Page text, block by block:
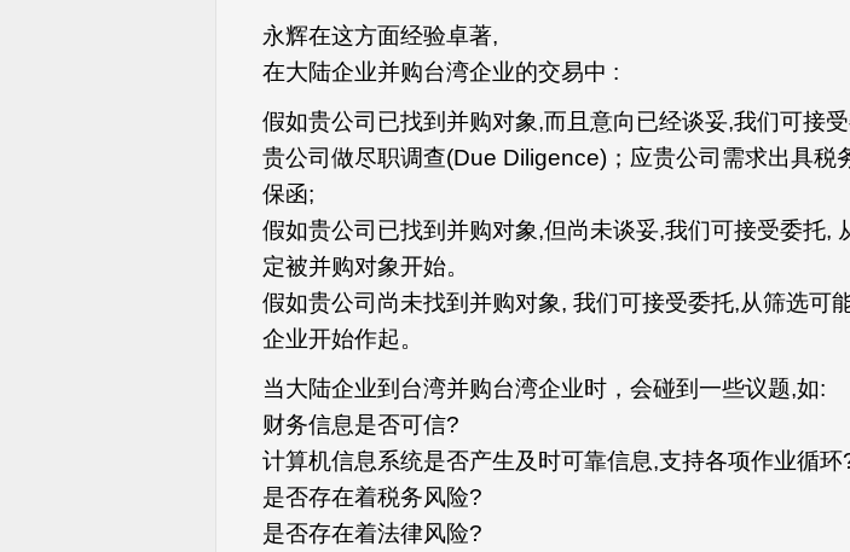
永辉在这方面经验卓著,
在大陆企业并购台湾企业的交易中 :
假如贵公司已找到并购对象,而且意向已经谈妥,我们可接
贵公司做尽职调查(Due Diligence)；应贵公司需求出具税
保函;
假如贵公司已找到并购对象,但尚未谈妥,我们可接受委托,
定被并购对象开始。
假如贵公司尚未找到并购对象, 我们可接受委托,从筛选可
企业开始作起。
当大陆企业到台湾并购台湾企业时，会碰到一些议题,如:
财务信息是否可信?
计算机信息系统是否产生及时可靠信息,支持各项作业循环
是否存在着税务风险?
是否存在着法律风险?